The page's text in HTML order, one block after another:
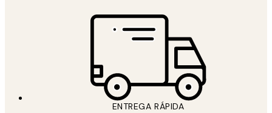
ENTREGA RÁPIDA